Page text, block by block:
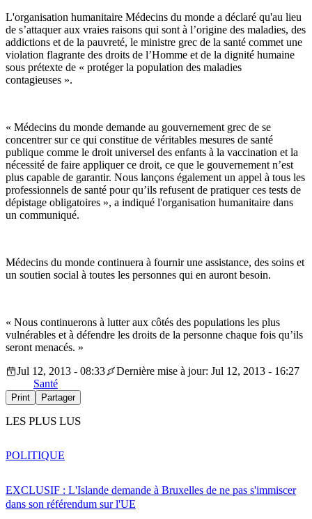
L'organisation humanitaire Médecins du monde a déclaré qu'au lieu
de s’attaquer aux vraies raisons qui sont à l’origine des maladies, des
addictions et de la pauvreté, le ministre grec de la santé commet une
violation flagrante des droits de l’Homme et de la dignité humaine
sous prétexte de « protéger la population des maladies
contagieuses ».
« Médecins du monde demande au gouvernement grec de se
concentrer sur ce qui constitue de véritables mesures de santé
publique comme le droit universel des enfants à la vaccination et la
nécessité de faire appliquer ce droit, ce que le gouvernement n’est
plus capable de garantir. Nous lançons également un appel à tous les
professionnels de santé pour qu’ils refusent de pratiquer ces tests de
dépistage obligatoires », a indiqué l'organisation humanitaire dans
un communiqué.
Médecins du monde continuera à fournir une assistance, des soins et
un soutien social à toutes les personnes qui en auront besoin.
« Nous continuerons à lutter aux côtés des populations les plus
vulnérables et à défendre les droits de la personne chaque fois qu’ils
seront menacés. »
Jul 12, 2013 - 08:33
Dernière mise à jour: Jul 12, 2013 - 16:27
Santé
Print Partager
LES PLUS LUS
EXCLUSIF : L'Islande demande à Bruxelles de ne pas s'immiscer
dans son référendum sur l'UE
POLITIQUE